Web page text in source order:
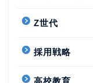
Z世代
採用戦略
高校教育